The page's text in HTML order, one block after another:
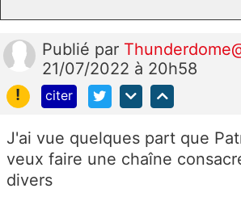
Publié par
21/07/2022 à 20h58
!
citer
J'ai vue quelques part que
veux faire une chaîne
divers